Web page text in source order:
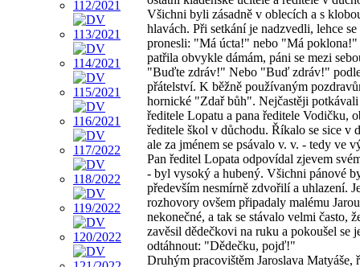
Všichni byli zásadně v oblecích a s
hlavách. Při setkání je nadzvedli, lehce
pronesli: "Má úcta!" nebo "Má poklona!"
patřila obvykle dámám, páni se mezi
"Buďte zdráv!" Nebo "Buď zdráv!"
přátelství. K běžně používaným
hornické "Zdař bůh". Nejčastěji potkávali
ředitele Lopatu a pana ředitele Vodičku,
ředitele škol v důchodu. Říkalo se sice v
ale za jménem se psávalo v. v. - tedy ve
Pan ředitel Lopata odpovídal zjevem
- byl vysoký a hubený. Všichni pánové
především nesmírně zdvořilí a uhlazení.
rozhovory ovšem připadaly malému
nekonečné, a tak se stávalo velmi často,
zavěsil dědečkovi na ruku a pokoušel se
odtáhnout: "Dědečku, pojď!"
Druhým pracovištěm Jaroslava Matyáše,